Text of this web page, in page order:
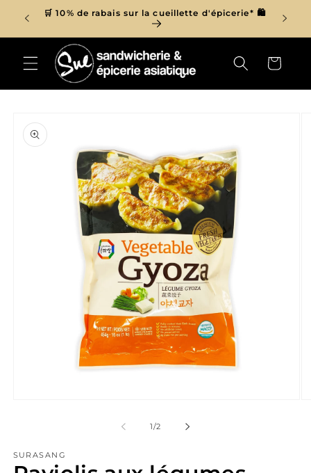
passer
contenu
150$ 🛒 10% de rabais sur la cueillette d'épicerie* 🛍
Panier
informations
produits
une
fenêtre
1/de
2
SURASANG